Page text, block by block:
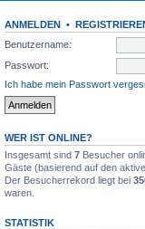
ANMELDEN •
Benutzername:
Passwort:
Ich habe mein Passwort
WER IST ONLINE?
Insgesamt sind 7 Besucher
Gäste (basierend auf den
Der Besucherrekord liegt bei
waren.
STATISTIK